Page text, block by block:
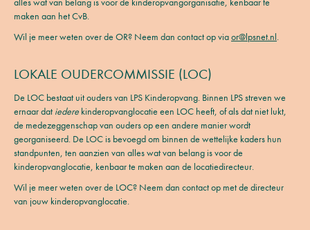
alles wat van belang is voor de kinderopvangorganisatie, kenbaar te
maken aan het CvB.
Wil je meer weten over de OR? Neem dan contact op viaor@lpsnet.nl.
LOKALE OUDERCOMMISSIE (LOC)
De LOC bestaat uit ouders van LPS Kinderopvang. Binnen LPS streven we
ernaar dat iedere kinderopvanglocatie een LOC heeft, of als dat niet lukt,
de medezeggenschap van ouders op een andere manier wordt
georganiseerd. De LOC is bevoegd om binnen de wettelijke kaders hun
standpunten, ten aanzien van alles wat van belang is voor de
kinderopvanglocatie, kenbaar te maken aan de locatiedirecteur.
Wil je meer weten over de LOC? Neem dan contact op met de directeur
van jouw kinderopvanglocatie.